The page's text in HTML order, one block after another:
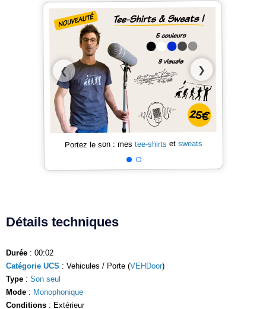
❮ ❯
Portez le son : mes tee-shirts et sweats
Détails techniques
Durée : 00:02
Catégorie UCS : Vehicules / Porte (VEHDoor)
Type : Son seul
Mode : Monophonique
Conditions : Extérieur